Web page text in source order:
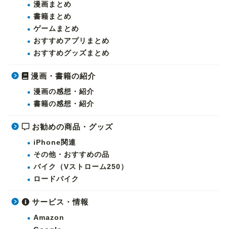
漫画まとめ
書籍まとめ
ゲームまとめ
おすすめアプリまとめ
おすすめグッズまとめ
漫画・書籍の紹介
漫画の感想・紹介
書籍の感想・紹介
お勧めの商品・グッズ
iPhone関連
その他・おすすめの品
バイク（Vストローム250）
ロードバイク
サービス・情報
Amazon